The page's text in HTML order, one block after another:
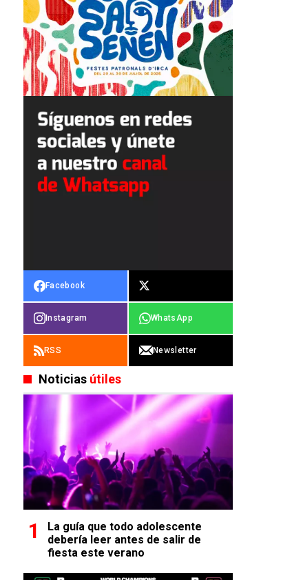
Facebook
Instagram WhatsApp
RSS Newsletter
Noticias útiles
La guía que todo adolescente
debería leer antes de salir de
fiesta este verano